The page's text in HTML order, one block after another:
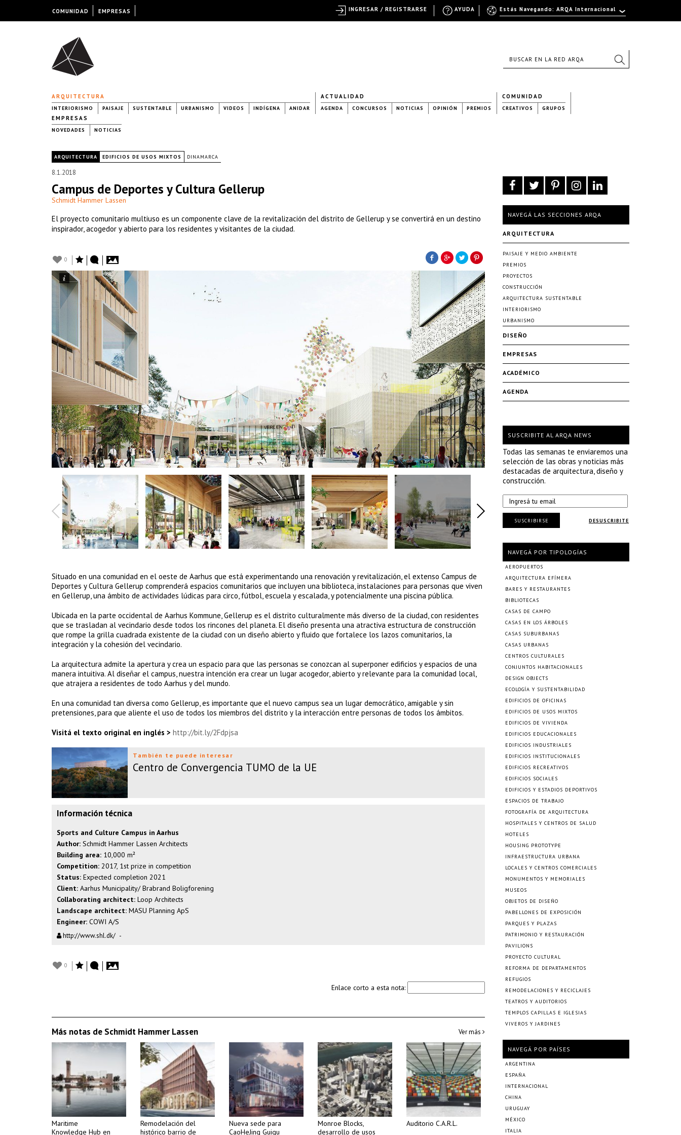
ARQUITECTURA
INTERIORISMO PAISAJE SUSTENTABLE URBANISMO VIDEOS INDÍGENA ANIDAR
ACTUALIDAD
AGENDA CONCURSOS NOTICIAS OPINIÓN PREMIOS
COMUNIDAD
CREATIVOS GRUPOS
EMPRESAS
NOVEDADES NOTICIAS
ARQUITECTURA EDIFICIOS DE USOS MIXTOS DINAMARCA
8.1.2018
Campus de Deportes y Cultura Gellerup
Schmidt Hammer Lassen
El proyecto comunitario multiuso es un componente clave de la revitalización del distrito de Gellerup y se convertirá en un destino
inspirador, acogedor y abierto para los residentes y visitantes de la ciudad.
0
Situado en una comunidad en el oeste de Aarhus que está experimentando una renovación y revitalización, el extenso Campus de
Deportes y Cultura Gellerup comprenderá espacios comunitarios que incluyen una biblioteca, instalaciones para personas que viven
en Gellerup, una ámbito de actividades lúdicas para circo, fútbol, ​​escuela y escalada, y potencialmente una piscina pública.
Ubicada en la parte occidental de Aarhus Kommune, Gellerup es el distrito culturalmente más diverso de la ciudad, con residentes
que se trasladan al vecindario desde todos los rincones del planeta. El diseño presenta una atractiva estructura de construcción
que rompe la grilla cuadrada existente de la ciudad con un diseño abierto y fluido que fortalece los lazos comunitarios, la
integración y la cohesión del vecindario.
La arquitectura admite la apertura y crea un espacio para que las personas se conozcan al superponer edificios y espacios de una
manera intuitiva. Al diseñar el campus, nuestra intención era crear un lugar acogedor, abierto y relevante para la comunidad local,
que atrajera a residentes de todo Aarhus y del mundo.
En una comunidad tan diversa como Gellerup, es importante que el nuevo campus sea un lugar democrático, amigable y sin
pretensiones, para que aliente el uso de todos los miembros del distrito y la interacción entre personas de todos los ámbitos.
Visitá el texto original en inglés > http://bit.ly/2Fdpjsa
También te puede interesar
Centro de Convergencia TUMO de la UE
Información técnica
Sports and Culture Campus in Aarhus
Author: Schmidt Hammer Lassen Architects
Building area: 10,000 m²
Competition: 2017, 1st prize in competition
Status: Expected completion 2021
Client: Aarhus Municipality/ Brabrand Boligforening
Collaborating architect: Loop Architects
Landscape architect: MASU Planning ApS
Engineer: COWI A/S
http://www.shl.dk/ -
0
Enlace corto a esta nota:
Más notas de Schmidt Hammer Lassen Ver más
Maritime
Knowledge Hub en
Remodelación del
histórico barrio de
Nueva sede para
CaoHeJing Guigu
Monroe Blocks,
desarrollo de usos
Auditorio C.A.R.L.
NAVEGÁ LAS SECCIONES ARQA
ARQUITECTURA
PAISAJE Y MEDIO AMBIENTE
PREMIOS
PROYECTOS
CONSTRUCCIÓN
ARQUITECTURA SUSTENTABLE
INTERIORISMO
URBANISMO
DISEÑO
EMPRESAS
ACADÉMICO
AGENDA
SUSCRIBITE AL ARQA NEWS
Todas las semanas te enviaremos una
selección de las obras y noticias más
destacadas de arquitectura, diseño y
construcción.
DESUSCRIBITE
SUSCRIBIRSE
NAVEGÁ POR TIPOLOGÍAS
AEROPUERTOS
ARQUITECTURA EFÍMERA
BARES Y RESTAURANTES
BIBLIOTECAS
CASAS DE CAMPO
CASAS EN LOS ÁRBOLES
CASAS SUBURBANAS
CASAS URBANAS
CENTROS CULTURALES
CONJUNTOS HABITACIONALES
DESIGN OBJECTS
ECOLOGÍA Y SUSTENTABILIDAD
EDIFICIOS DE OFICINAS
EDIFICIOS DE USOS MIXTOS
EDIFICIOS DE VIVIENDA
EDIFICIOS EDUCACIONALES
EDIFICIOS INDUSTRIALES
EDIFICIOS INSTITUCIONALES
EDIFICIOS RECREATIVOS
EDIFICIOS SOCIALES
EDIFICIOS Y ESTADIOS DEPORTIVOS
ESPACIOS DE TRABAJO
FOTOGRAFÍA DE ARQUITECTURA
HOSPITALES Y CENTROS DE SALUD
HOTELES
HOUSING PROTOTYPE
INFRAESTRUCTURA URBANA
LOCALES Y CENTROS COMERCIALES
MONUMENTOS Y MEMORIALES
MUSEOS
OBJETOS DE DISEÑO
PABELLONES DE EXPOSICIÓN
PARQUES Y PLAZAS
PATRIMONIO Y RESTAURACIÓN
PAVILIONS
PROYECTO CULTURAL
REFORMA DE DEPARTAMENTOS
REFUGIOS
REMODELACIONES Y RECICLAJES
TEATROS Y AUDITORIOS
TEMPLOS CAPILLAS E IGLESIAS
VIVEROS Y JARDINES
NAVEGÁ POR PAÍSES
ARGENTINA
ESPAÑA
INTERNACIONAL
CHINA
URUGUAY
MÉXICO
ITALIA
COMUNIDAD EMPRESAS Estás Navegando: ARQA Internacional
AYUDA
INGRESAR / REGISTRARSE